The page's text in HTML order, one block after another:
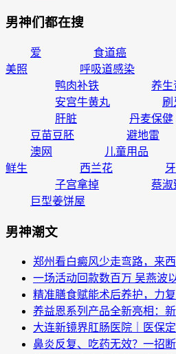
男神们都在搜
爱 食道癌
美照
呼吸道感染
鸭肉补铁
养生
安宫牛黄丸
刷
肝脏
丹麦保健
豆苗豆胚
避地雷
澳网
儿童用品
鲜生
西兰花
子宫拿掉
蔡淑
巨型姜饼屋
男神潮文
郑州看白癜风少走弯路，来
一场活动回款数百万 吴燕波
精准膳食赋能术后养护，力
养益恩系列产品全新亮相：
大连新镜界肛肠医院｜医保
鼻炎反复、吃药无效？一招